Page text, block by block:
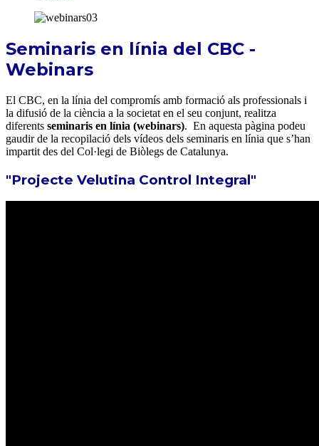
Seminaris en línia del CBC -
Webinars
El CBC, en la línia del compromís amb formació als professionals i
la difusió de la ciència a la societat en el seu conjunt, realitza
diferents seminaris en línia (webinars). En aquesta pàgina podeu
gaudir de la recopilació dels vídeos dels seminaris en línia que s’han
impartit des del Col·legi de Biòlegs de Catalunya.
"Projecte Velutina Control Integral"